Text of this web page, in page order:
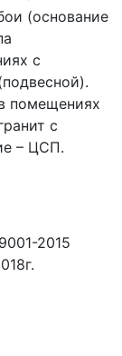
(основание
с
помещениях
с
– ЦСП.
2015